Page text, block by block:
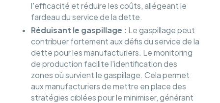
l'efficacité et réduire les coûts, allégeant le
fardeau du service de la dette.
Réduisant le gaspillage : Le gaspillage peut
contribuer fortement aux défis du service de la
dette pour les manufacturiers. Le monitoring
de production facilite l'identification des
zones où survient le gaspillage. Cela permet
aux manufacturiers de mettre en place des
stratégies ciblées pour le minimiser, générant